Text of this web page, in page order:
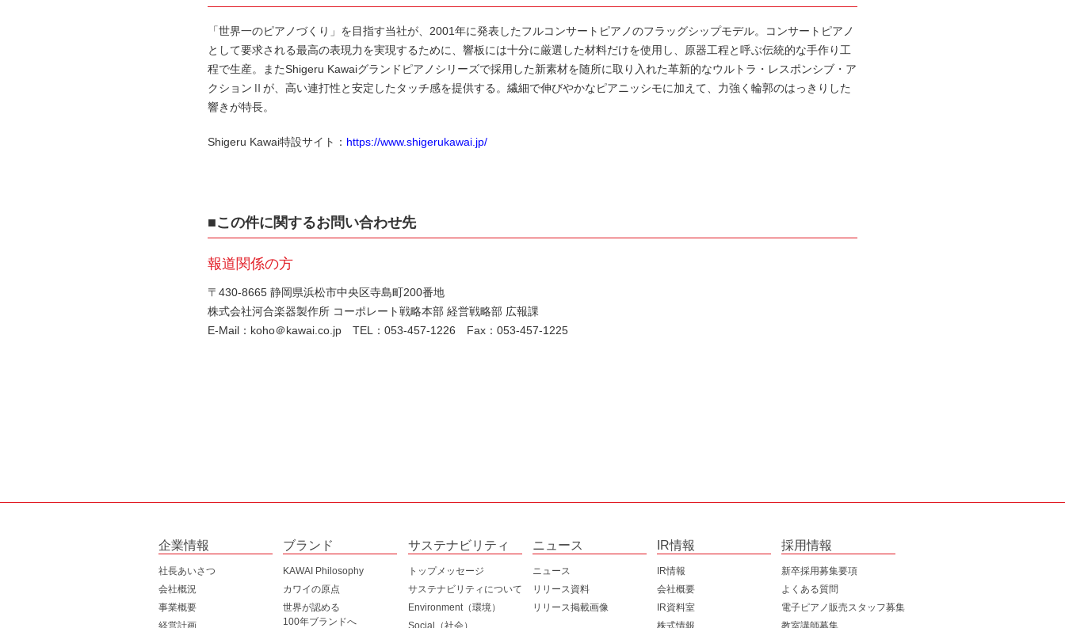
「世界一のピアノづくり」を目指す当社が、2001年に発表したフルコンサートピアノのフラッグシップモデル。コンサートピアノ
として要求される最高の表現力を実現するために、響板には十分に厳選した材料だけを使用し、原器工程と呼ぶ伝統的な手作り工
程で生産。またShigeru Kawaiグランドピアノシリーズで採用した新素材を随所に取り入れた革新的なウルトラ・レスポンシブ・ア
クションⅡが、高い連打性と安定したタッチ感を提供する。繊細で伸びやかなピアニッシモに加えて、力強く輪郭のはっきりした
響きが特長。
Shigeru Kawai特設サイト： https://www.shigerukawai.jp/
■この件に関するお問い合わせ先
報道関係の方
〒430-8665 静岡県浜松市中央区寺島町200番地
株式会社河合楽器製作所 コーポレート戦略本部 経営戦略部 広報課
E-Mail：koho＠kawai.co.jp TEL：053-457-1226 Fax：053-457-1225
企業情報
社長あいさつ
会社概況
事業概要
経営計画
ブランド
KAWAI Philosophy
カワイの原点
世界が認める
100年ブランドへ
サステナビリティ
トップメッセージ
サステナビリティについて
Environment（環境）
Environment（環境）
Social（社会）
ニュース
ニュース
リリース資料
2026年度
リリース掲載画像
IR情報
IR情報
会社概要
ブランド
会社概況
IR資料室
有価証券報告書
株式情報
採用情報
新卒採用募集要項
よくある質問
電子ピアノ販売スタッフ募集
教室講師募集